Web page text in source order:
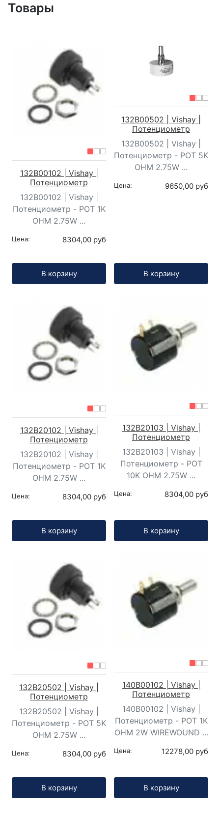
Товары
132B00102 | Vishay |
Потенциометр
132B00102 | Vishay |
Потенциометр - POT 1K
OHM 2.75W ...
Цена: 8304,00 руб
В корзину
132B00502 | Vishay |
Потенциометр
132B00502 | Vishay |
Потенциометр - POT 5K
OHM 2.75W ...
Цена: 9650,00 руб
В корзину
132B20102 | Vishay |
Потенциометр
132B20102 | Vishay |
Потенциометр - POT 1K
OHM 2.75W ...
Цена: 8304,00 руб
В корзину
132B20103 | Vishay |
Потенциометр
132B20103 | Vishay |
Потенциометр - POT
10K OHM 2.75W ...
Цена: 8304,00 руб
В корзину
132B20502 | Vishay |
Потенциометр
132B20502 | Vishay |
Потенциометр - POT 5K
OHM 2.75W ...
Цена: 8304,00 руб
В корзину
140B00102 | Vishay |
Потенциометр
140B00102 | Vishay |
Потенциометр - POT 1K
OHM 2W WIREWOUND ...
Цена: 12278,00 руб
В корзину